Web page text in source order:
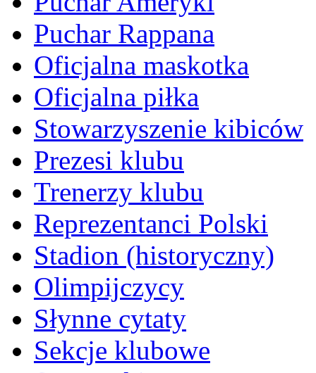
Puchar Rappana
Oficjalna maskotka
Oficjalna piłka
Stowarzyszenie kibiców
Prezesi klubu
Trenerzy klubu
Reprezentanci Polski
Stadion (historyczny)
Olimpijczycy
Słynne cytaty
Sekcje klubowe